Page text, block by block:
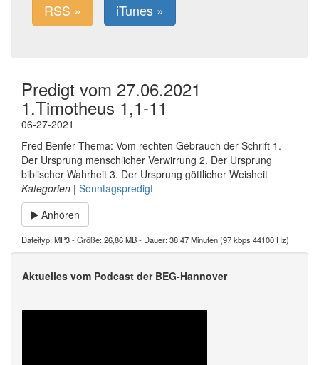
RSS » iTunes »
Predigt vom 27.06.2021
1.Timotheus 1,1-11
06-27-2021
Fred Benfer Thema: Vom rechten Gebrauch der Schrift 1.
Der Ursprung menschlicher Verwirrung 2. Der Ursprung
biblischer Wahrheit 3. Der Ursprung göttlicher Weisheit
Kategorien | Sonntagspredigt
Anhören
Dateityp: MP3 - Größe: 26,86 MB - Dauer: 38:47 Minuten (97 kbps 44100 Hz)
Aktuelles vom Podcast der BEG-Hannover